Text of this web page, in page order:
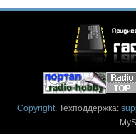
Copyright. Техподдержка: